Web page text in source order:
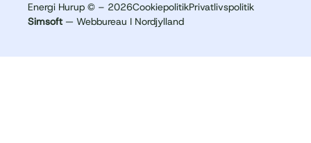
Energi Hurup © – 2026CookiepolitikPrivatlivspolitik
Simsoft— Webbureau I Nordjylland